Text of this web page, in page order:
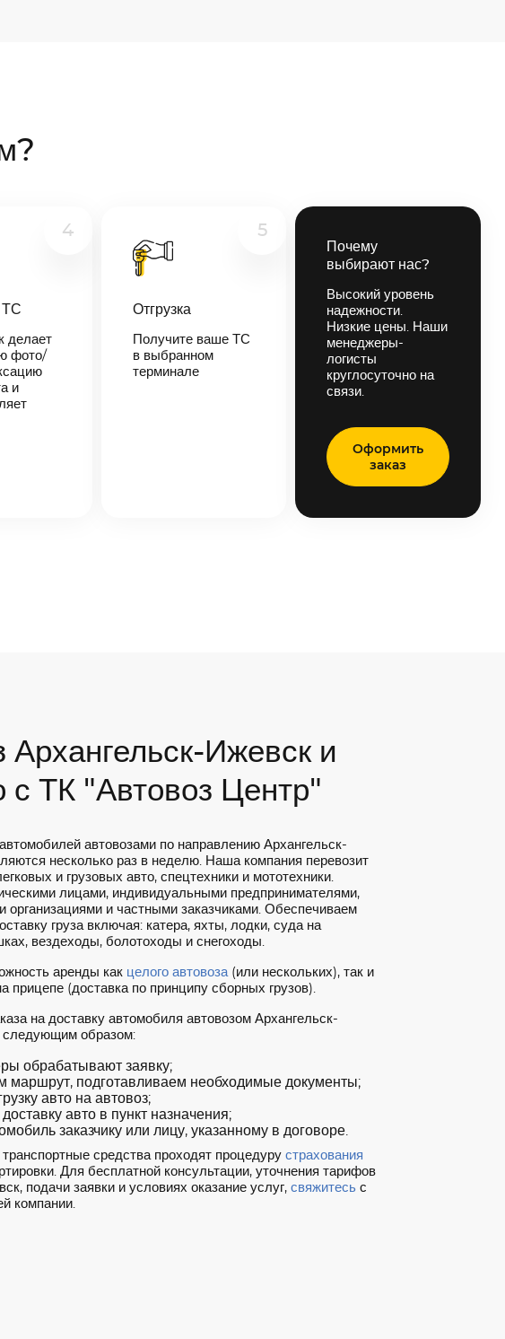
4
ТС
делает
фото/
и
5
Отгрузка
Получите ваше ТС
в выбранном
терминале
Почему
выбирают нас?
Высокий уровень
надежности.
Низкие цены. Наши
менеджеры-
логисты
круглосуточно на
связи.
Оформить
заказ
Архангельск-Ижевск и
с ТК "Автовоз Центр"
автовозами по направлению Архангельск-
несколько раз в неделю. Наша компания перевозит
и грузовых авто, спецтехники и мототехники.
лицами, индивидуальными предпринимателями,
организациями и частными заказчиками. Обеспечиваем
груза включая: катера, яхты, лодки, суда на
вездеходы, болотоходы и снегоходы.
аренды как целого автовоза(или нескольких), так и
прицепе (доставка по принципу сборных грузов).
на доставку автомобиля автовозом Архангельск-
следующим образом:
обрабатывают заявку;
маршрут, подготавливаем необходимые документы;
авто на автовоз;
авто в пункт назначения;
заказчику или лицу, указанному в договоре.
средства проходят процедуру страхования
Для бесплатной консультации, уточнения тарифов
подачи заявки и условиях оказание услуг, свяжитесьс
компании.